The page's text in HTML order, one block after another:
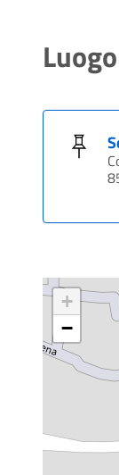
Luogo
+
−